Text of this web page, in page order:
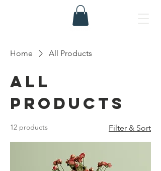
Home All Products
All
Products
12 products Filter & Sort